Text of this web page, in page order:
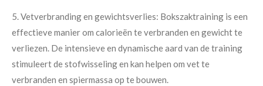
5. Vetverbranding en gewichtsverlies: Bokszaktraining is een
effectieve manier om calorieën te verbranden en gewicht te
verliezen. De intensieve en dynamische aard van de training
stimuleert de stofwisseling en kan helpen om vet te
verbranden en spiermassa op te bouwen.